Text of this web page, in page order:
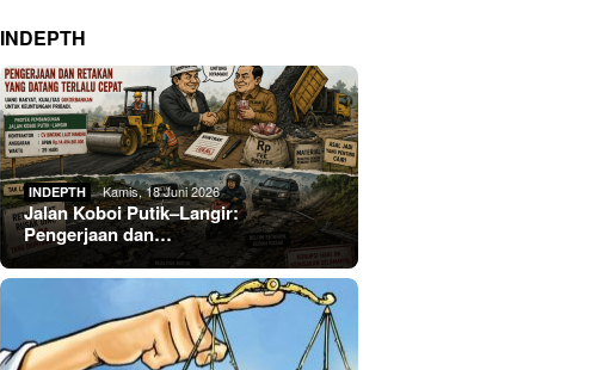
INDEPTH
INDEPTH Kamis, 18 Juni 2026
Jalan Koboi Putik–Langir:
Pengerjaan dan…